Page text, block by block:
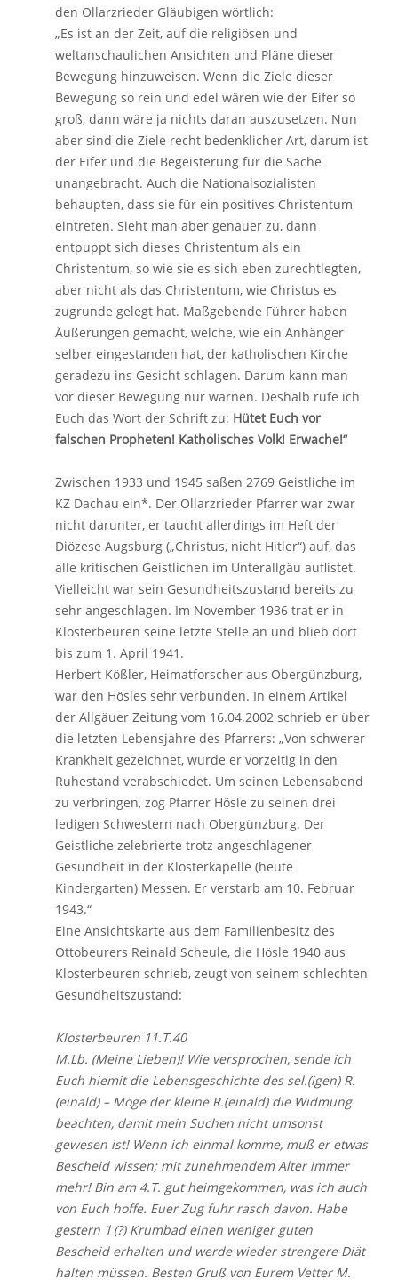
den Ollarzrieder Gläubigen wörtlich:
„Es ist an der Zeit, auf die religiösen und
weltanschaulichen Ansichten und Pläne dieser
Bewegung hinzuweisen. Wenn die Ziele dieser
Bewegung so rein und edel wären wie der Eifer so
groß, dann wäre ja nichts daran auszusetzen. Nun
aber sind die Ziele recht bedenklicher Art, darum ist
der Eifer und die Begeisterung für die Sache
unangebracht. Auch die Nationalsozialisten
behaupten, dass sie für ein positives Christentum
eintreten. Sieht man aber genauer zu, dann
entpuppt sich dieses Christentum als ein
Christentum, so wie sie es sich eben zurechtlegten,
aber nicht als das Christentum, wie Christus es
zugrunde gelegt hat. Maßgebende Führer haben
Äußerungen gemacht, welche, wie ein Anhänger
selber eingestanden hat, der katholischen Kirche
geradezu ins Gesicht schlagen. Darum kann man
vor dieser Bewegung nur warnen. Deshalb rufe ich
Euch das Wort der Schrift zu: Hütet Euch vor
falschen Propheten! Katholisches Volk! Erwache!“
Zwischen 1933 und 1945 saßen 2769 Geistliche im
KZ Dachau ein*. Der Ollarzrieder Pfarrer war zwar
nicht darunter, er taucht allerdings im Heft der
Diözese Augsburg („Christus, nicht Hitler“) auf, das
alle kritischen Geistlichen im Unterallgäu auflistet.
Vielleicht war sein Gesundheitszustand bereits zu
sehr angeschlagen. Im November 1936 trat er in
Klosterbeuren seine letzte Stelle an und blieb dort
bis zum 1. April 1941.
Herbert Kößler, Heimatforscher aus Obergünzburg,
war den Hösles sehr verbunden. In einem Artikel
der Allgäuer Zeitung vom 16.04.2002 schrieb er über
die letzten Lebensjahre des Pfarrers: „Von schwerer
Krankheit gezeichnet, wurde er vorzeitig in den
Ruhestand verabschiedet. Um seinen Lebensabend
zu verbringen, zog Pfarrer Hösle zu seinen drei
ledigen Schwestern nach Obergünzburg. Der
Geistliche zelebrierte trotz angeschlagener
Gesundheit in der Klosterkapelle (heute
Kindergarten) Messen. Er verstarb am 10. Februar
1943.“
Eine Ansichtskarte aus dem Familienbesitz des
Ottobeurers Reinald Scheule, die Hösle 1940 aus
Klosterbeuren schrieb, zeugt von seinem schlechten
Gesundheitszustand:
Klosterbeuren 11.T.40
M.Lb. (Meine Lieben)! Wie versprochen, sende ich
Euch hiemit die Lebensgeschichte des sel.(igen) R.
(einald) – Möge der kleine R.(einald) die Widmung
beachten, damit mein Suchen nicht umsonst
gewesen ist! Wenn ich einmal komme, muß er etwas
Bescheid wissen; mit zunehmendem Alter immer
mehr! Bin am 4.T. gut heimgekommen, was ich auch
von Euch hoffe. Euer Zug fuhr rasch davon. Habe
gestern 'l (?) Krumbad einen weniger guten
Bescheid erhalten und werde wieder strengere Diät
halten müssen. Besten Gruß von Eurem Vetter M.